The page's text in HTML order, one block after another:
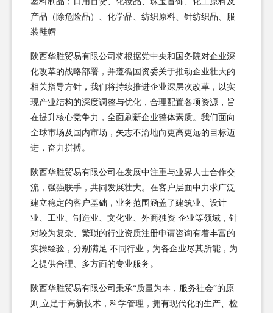
产品（除危险品）、化学品、纺织原料、针纺织品、服
装鞋帽
陕西华胜贸易有限公司将根据党中央和国务院对企业深
化改革的战略部署，并遵循国资委关于推动企业壮大的
相关指导方针，我们将持续推进企业深层次改革，以实
现产业结构的深度调整与优化，合理配置各项资源，旨
在提升核心竞争力，全面刷新企业整体素质。我们面向
全球市场及国内市场，矢志不渝地向更高更远的目标迈
进，奋力拼搏。
陕西华胜贸易有限公司在发展中注重与业界人士合作交
流，强强联手，共同发展壮大。在客户层面中力求广泛
建立稳定的客户基础，业务范围涵盖了建筑业、设计
业、工业、制造业、文化业、外商独资 企业等领域，针
对较为复杂、繁琐的行业资质注册申请咨询有着丰富的
实操经验，分别满足 不同行业，为各企业尽其所能，为
之提供合理、多方面的专业服务。
陕西华胜贸易有限公司秉承“质量为本，服务社会”的原
则,立足于高新技术，科学管理，拥有现代化的生产、检